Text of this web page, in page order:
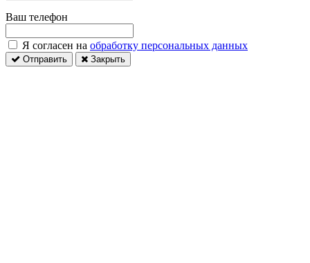
Ваш телефон
Я согласен на обработку персональных данных
Отправить Закрыть